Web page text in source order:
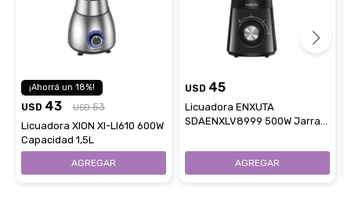
18
USD 43 USD 53
Licuadora XION XI-LI610 600W
Capacidad 1,5L
USD 45
Licuadora ENXUTA
SDAENXLV8999 500W Jarra